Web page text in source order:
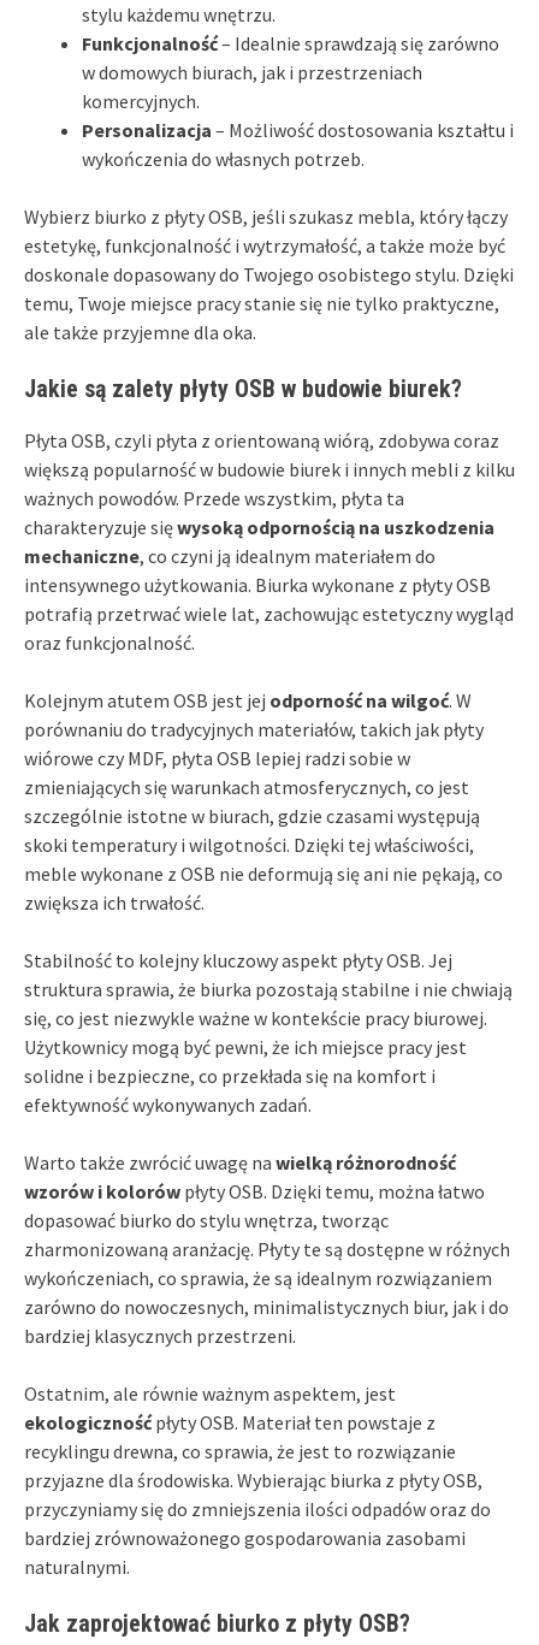
stylu każdemu wnętrzu.
Funkcjonalność– Idealnie sprawdzają się zarówno
w domowych biurach, jak i przestrzeniach
komercyjnych.
Personalizacja – Możliwość dostosowania kształtu i
wykończenia do własnych potrzeb.
Wybierz biurko z płyty OSB, jeśli szukasz mebla, który łączy
estetykę, funkcjonalność i wytrzymałość, a także może być
doskonale dopasowany do Twojego osobistego stylu. Dzięki
temu, Twoje miejsce pracy stanie się nie tylko praktyczne,
ale także przyjemne dla oka.
Jakie są zalety płyty OSB w budowie biurek?
Płyta OSB, czyli płyta z orientowaną wiórą, zdobywa coraz
większą popularność w budowie biurek i innych mebli z kilku
ważnych powodów. Przede wszystkim, płyta ta
charakteryzuje sięwysoką odpornością na uszkodzenia
mechaniczne, co czyni ją idealnym materiałem do
intensywnego użytkowania. Biurka wykonane z płyty OSB
potrafią przetrwać wiele lat, zachowując estetyczny wygląd
oraz funkcjonalność.
Kolejnym atutem OSB jest jej odporność na wilgoć. W
porównaniu do tradycyjnych materiałów, takich jak płyty
wiórowe czy MDF, płyta OSB lepiej radzi sobie w
zmieniających się warunkach atmosferycznych, co jest
szczególnie istotne w biurach, gdzie czasami występują
skoki temperatury i wilgotności. Dzięki tej właściwości,
meble wykonane z OSB nie deformują się ani nie pękają, co
zwiększa ich trwałość.
Stabilność to kolejny kluczowy aspekt płyty OSB. Jej
struktura sprawia, że biurka pozostają stabilne i nie chwiają
się, co jest niezwykle ważne w kontekście pracy biurowej.
Użytkownicy mogą być pewni, że ich miejsce pracy jest
solidne i bezpieczne, co przekłada się na komfort i
efektywność wykonywanych zadań.
Warto także zwrócić uwagę na wielką różnorodność
wzorów i kolorów płyty OSB. Dzięki temu, można łatwo
dopasować biurko do stylu wnętrza, tworząc
zharmonizowaną aranżację. Płyty te są dostępne w różnych
wykończeniach, co sprawia, że są idealnym rozwiązaniem
zarówno do nowoczesnych, minimalistycznych biur, jak i do
bardziej klasycznych przestrzeni.
Ostatnim, ale równie ważnym aspektem, jest
ekologicznośćpłyty OSB. Materiał ten powstaje z
recyklingu drewna, co sprawia, że jest to rozwiązanie
przyjazne dla środowiska. Wybierając biurka z płyty OSB,
przyczyniamy się do zmniejszenia ilości odpadów oraz do
bardziej zrównoważonego gospodarowania zasobami
naturalnymi.
Jak zaprojektować biurko z płyty OSB?